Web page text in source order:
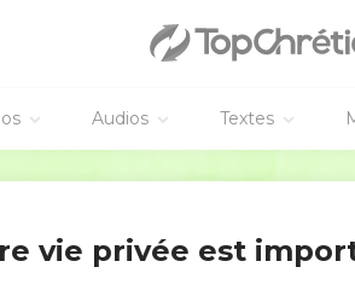
Audios Textes
: en effet, elles voient les muets
et les aveugles qui voient clair. Et elles
mille hommes
et leur dit : « J’ai pitié de cette
Je ne veux pas leur demander de rentrer
: « Dans cet endroit désert, où
vie privée est